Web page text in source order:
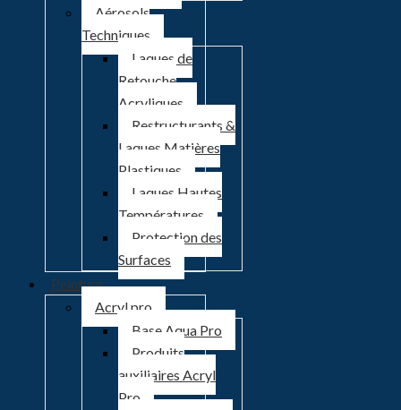
Aérosols
Techniques
Laques de
Retouche
Acryliques
Restructurants &
Laques Matières
Plastiques
Laques Hautes
Températures
Protection des
Surfaces
Peinture
Acryl pro
Base Aqua Pro
Produits
auxiliaires Acryl
Pro